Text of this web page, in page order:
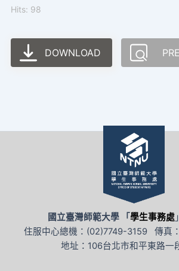
Hits: 98
DOWNLOAD
國立臺灣師範大學 「學生事務處 」
住服中心總機：(02)7749-3159 傳真
地址：106台北市和平東路一